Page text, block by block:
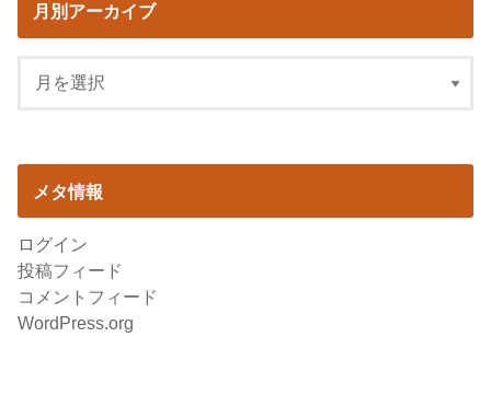
月別アーカイブ
メタ情報
ログイン
投稿フィード
コメントフィード
WordPress.org